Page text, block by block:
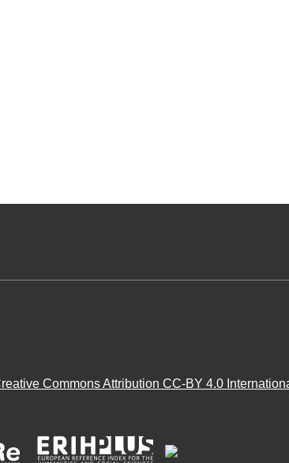
Commons Attribution CC-BY 4.0